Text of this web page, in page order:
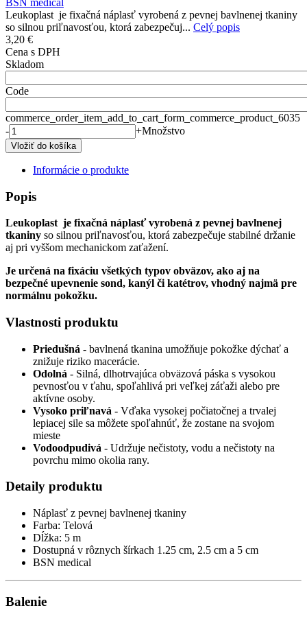
Leukoplast je fixačná náplasť vyrobená z pevnej bavlnenej tkaniny
so silnou priľnavosťou, ktorá zabezpečuj... Celý popis
3,20 €
Cena s DPH
Skladom
Code
commerce_order_item_add_to_cart_form_commerce_product_6035
-
+Množstvo
Informácie o produkte
Popis
Leukoplast je fixačná náplasť vyrobená z pevnej bavlnenej
tkaniny so silnou priľnavosťou, ktorá zabezpečuje stabilné držanie
aj pri vyššom mechanickom zaťažení.
Je určená na fixáciu všetkých typov obväzov, ako aj na
bezpečné upevnenie sond, kanýl či katétrov, vhodný najmä pre
normálnu pokožku.
Vlastnosti produktu
Priedušná - bavlnená tkanina umožňuje pokožke dýchať a
znižuje riziko macerácie.
Odolná - Silná, dlhotrvajúca obväzová páska s vysokou
pevnosťou v ťahu, spoľahlivá pri veľkej záťaži alebo pre
aktívne osoby.
Vysoko priľnavá - Vďaka vysokej počiatočnej a trvalej
lepiacej sile sa môžete spoľahnúť, že zostane na svojom
mieste
Vodoodpudivá - Udržuje nečistoty, vodu a nečistoty na
povrchu mimo okolia rany.
Detaily produktu
Náplasť z pevnej bavlnenej tkaniny
Farba: Telová
Dĺžka: 5 m
Dostupná v rôznych šírkach 1.25 cm, 2.5 cm a 5 cm
BSN medical
Balenie